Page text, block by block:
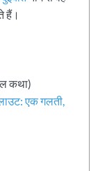
हैं।
कथा)
एक गलती,